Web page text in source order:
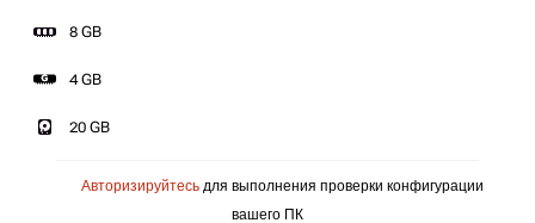
8 GB
4 GB
20 GB
Авторизируйтесь для выполнения проверки конфигурации
вашего ПК